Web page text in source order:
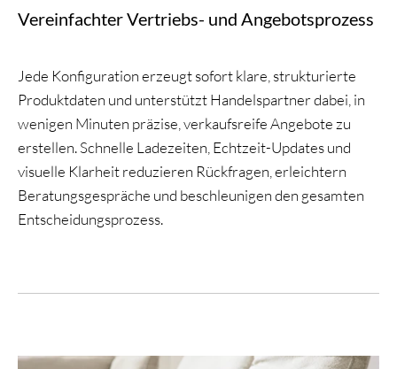
Vereinfachter Vertriebs- und Angebotsprozess
Jede Konfiguration erzeugt sofort klare, strukturierte
Produktdaten und unterstützt Handelspartner dabei, in
wenigen Minuten präzise, verkaufsreife Angebote zu
erstellen. Schnelle Ladezeiten, Echtzeit-Updates und
visuelle Klarheit reduzieren Rückfragen, erleichtern
Beratungsgespräche und beschleunigen den gesamten
Entscheidungsprozess.